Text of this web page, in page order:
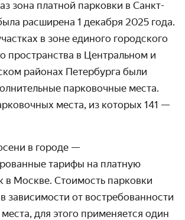
зона платной парковки в Санкт-
расширена 1 декабря 2025 года.
в зоне единого городского
пространства в Центральном и
районах Петербурга были
парковочные места.
места, из которых 141 —
в городе —
тарифы на платную
в Москве. Стоимость парковки
зависимости от востребованности
для этого применяется один